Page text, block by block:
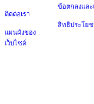
ติดต่อเรา
แผนผังของ
เว็บไซต์
ข้อตกลงและ
สิทธิประโย